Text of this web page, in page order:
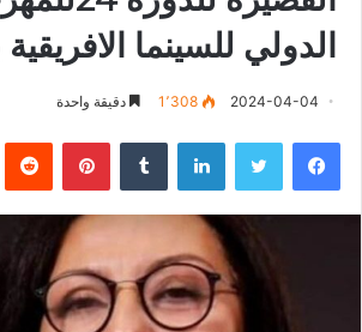
الدولي للسينما
2024-04-04 1٬308 دقيقة واحدة
فيسبوك لينكدإن بينتيريست